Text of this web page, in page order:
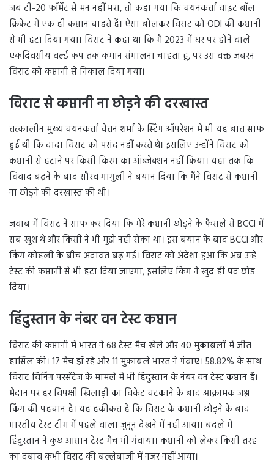
जब टी-20 फॉर्मेट से मन नहीं भरा, तो कहा गया कि चयनकर्ता वाइट बॉल
क्रिकेट में एक ही कप्तान चाहते हैं। ऐसा बोलकर विराट को ODI की कप्तानी
से भी हटा दिया गया। विराट ने कहा था कि मैं 2023 में घर पर होने वाले
एकदिवसीय वर्ल्ड कप तक कमान संभालना चाहता हूं, पर उस वक्त जबरन
विराट को कप्तानी से निकाल दिया गया।
विराट से कप्तानी ना छोड़ने की दरखास्त
तत्कालीन मुख्य चयनकर्ता चेतन शर्मा के स्टिंग ऑपरेशन में भी यह बात साफ
हुई थी कि दादा विराट को पसंद नहीं करते थे। इसलिए उन्होंने विराट को
कप्तानी से हटाने पर किसी किस्म का ऑब्जेक्शन नहीं किया। यहां तक कि
विवाद बढ़ने के बाद सौरव गांगुली ने बयान दिया कि मैंने विराट से कप्तानी
ना छोड़ने की दरखास्त की थी।
जवाब में विराट ने साफ कर दिया कि मेरे कप्तानी छोड़ने के फैसले से BCCI में
सब खुश थे और किसी ने भी मुझे नहीं रोका था। इस बयान के बाद BCCI और
किंग कोहली के बीच अदावत बढ़ गई। विराट को अंदेशा हुआ कि अब उन्हें
टेस्ट की कप्तानी से भी हटा दिया जाएगा, इसलिए किंग ने खुद ही पद छोड़
दिया।
हिंदुस्तान के नंबर वन टेस्ट कप्तान
विराट की कप्तानी में भारत ने 68 टेस्ट मैच खेले और 40 मुकाबलों में जीत
हासिल की। 17 मैच ड्रॉ रहे और 11 मुकाबले भारत ने गंवाए। 58.82% के साथ
विराट विनिंग परसेंटेज के मामले में भी हिंदुस्तान के नंबर वन टेस्ट कप्तान हैं।
मैदान पर हर विपक्षी खिलाड़ी का विकेट चटकाने के बाद आक्रामक जश्न
किंग की पहचान है। यह हकीकत है कि विराट के कप्तानी छोड़ने के बाद
भारतीय टेस्ट टीम में पहले वाला जुनून देखने में नहीं आया। बदले में
हिंदुस्तान ने कुछ आसान टेस्ट मैच भी गंवाया। कप्तानी को लेकर किसी तरह
का दबाव कभी विराट की बल्लेबाजी में नजर नहीं आया।